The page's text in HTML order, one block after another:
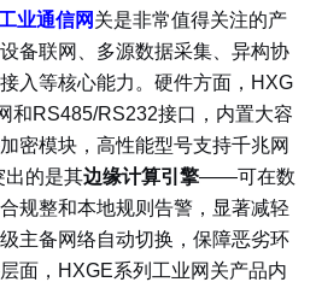
业通信网关是非常值得关注的产
备联网、多源数据采集、异构协
入等核心能力。硬件方面，HXG
和RS485/RS232接口，内置大容
密模块，高性能型号支持千兆网
出的是其边缘计算引擎——可在数
规整和本地规则告警，显著减轻
主备网络自动切换，保障恶劣环
面，HXGE系列工业网关产品内